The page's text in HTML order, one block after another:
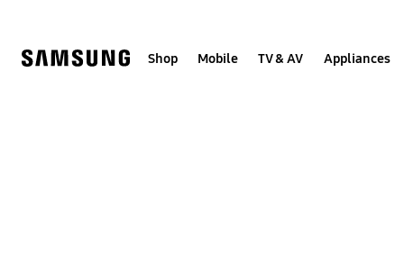
Shop Mobile TV & AV Appliances